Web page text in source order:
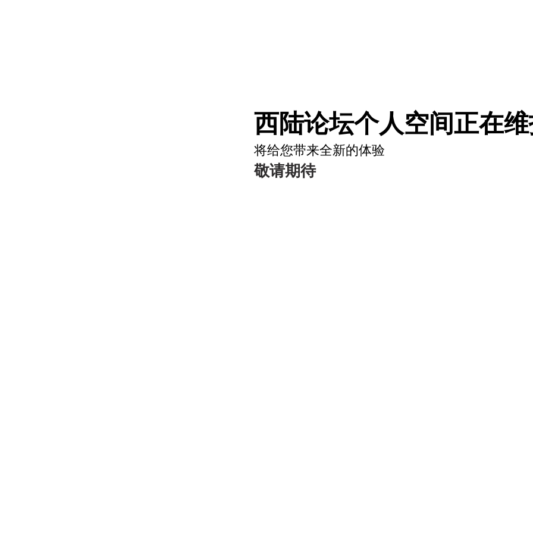
西陆论坛个人空间正在
将给您带来全新的体验
敬请期待